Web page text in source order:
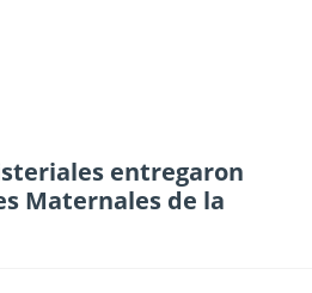
entregaron
Maternales de la